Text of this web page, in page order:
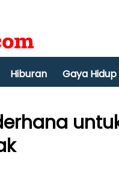
Hiburan Gaya Hidup